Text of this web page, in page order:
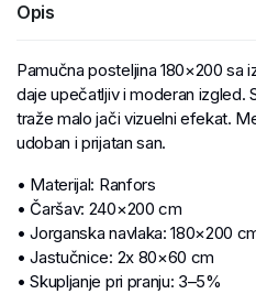
Opis
Pamučna posteljina 180×200 sa
daje upečatljiv i moderan izgled.
traže malo jači vizuelni efekat.
udoban i prijatan san.
• Materijal: Ranfors
• Čaršav: 240×200 cm
• Jorganska navlaka: 180×200
• Jastučnice: 2x 80×60 cm
• Skupljanje pri pranju: 3–5%